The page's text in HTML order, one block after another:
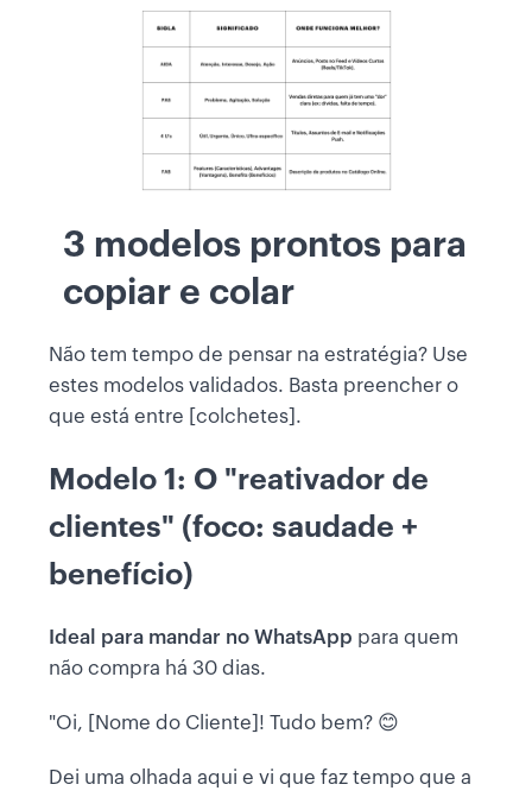
3 modelos prontos para
copiar e colar
Não tem tempo de pensar na estratégia? Use
estes modelos validados. Basta preencher o
que está entre [colchetes].
Modelo 1: O "reativador de
clientes" (foco: saudade +
benefício)
Ideal para mandar no WhatsApp para quem
não compra há 30 dias.
"Oi, [Nome do Cliente]! Tudo bem? 😊
Dei uma olhada aqui e vi que faz tempo que a